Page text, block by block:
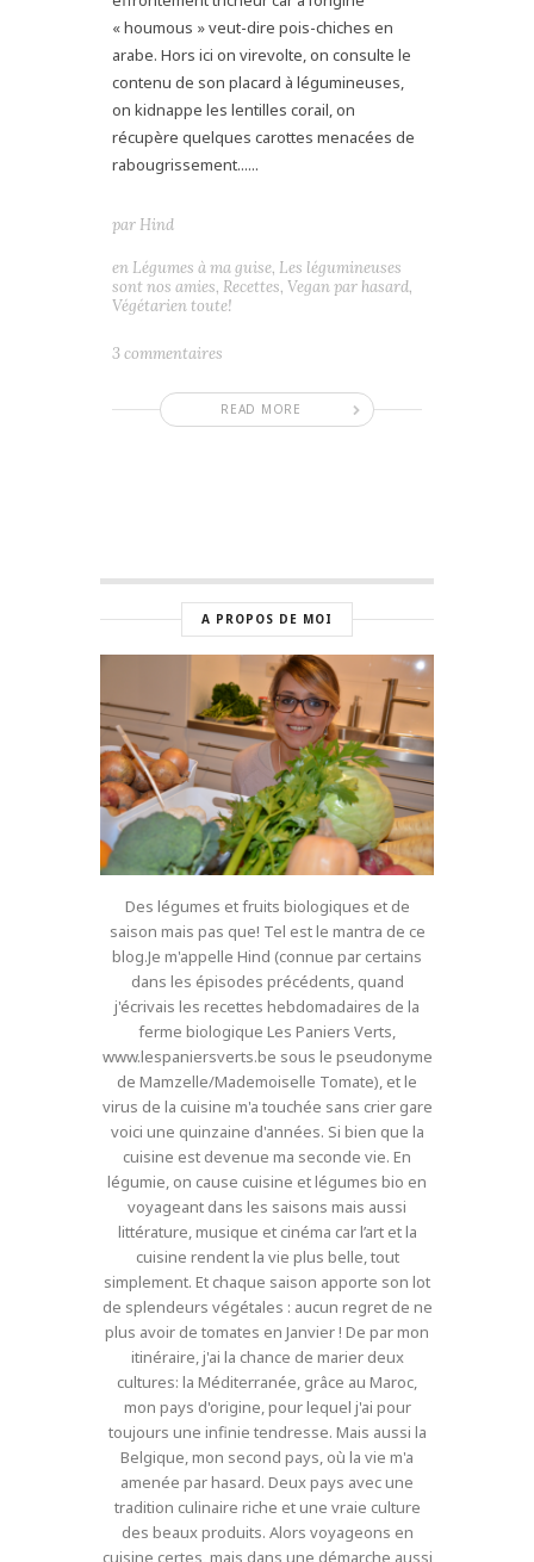
« houmous » veut-dire pois-chiches en
arabe. Hors ici on virevolte, on consulte le
contenu de son placard à légumineuses,
on kidnappe les lentilles corail, on
récupère quelques carottes menacées de
rabougrissement......
READ MORE
par Hind
en Légumes à ma guise, Les légumineuses
sont nos amies, Recettes, Vegan par hasard,
Végétarien toute!
3 commentaires
A PROPOS DE MOI
Des légumes et fruits biologiques et de
saison mais pas que! Tel est le mantra de ce
blog.Je m'appelle Hind (connue par certains
dans les épisodes précédents, quand
j'écrivais les recettes hebdomadaires de la
ferme biologique Les Paniers Verts,
www.lespaniersverts.be sous le pseudonyme
de Mamzelle/Mademoiselle Tomate), et le
virus de la cuisine m'a touchée sans crier gare
voici une quinzaine d'années. Si bien que la
cuisine est devenue ma seconde vie. En
légumie, on cause cuisine et légumes bio en
voyageant dans les saisons mais aussi
littérature, musique et cinéma car l’art et la
cuisine rendent la vie plus belle, tout
simplement. Et chaque saison apporte son lot
de splendeurs végétales : aucun regret de ne
plus avoir de tomates en Janvier ! De par mon
itinéraire, j'ai la chance de marier deux
cultures: la Méditerranée, grâce au Maroc,
mon pays d'origine, pour lequel j'ai pour
toujours une infinie tendresse. Mais aussi la
Belgique, mon second pays, où la vie m'a
amenée par hasard. Deux pays avec une
tradition culinaire riche et une vraie culture
des beaux produits. Alors voyageons en
cuisine certes, mais dans une démarche aussi